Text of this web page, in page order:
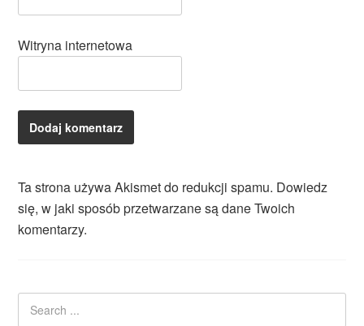
Witryna internetowa
Ta strona używa Akismet do redukcji spamu. Dowiedz
się, w jaki sposób przetwarzane są dane Twoich
komentarzy.